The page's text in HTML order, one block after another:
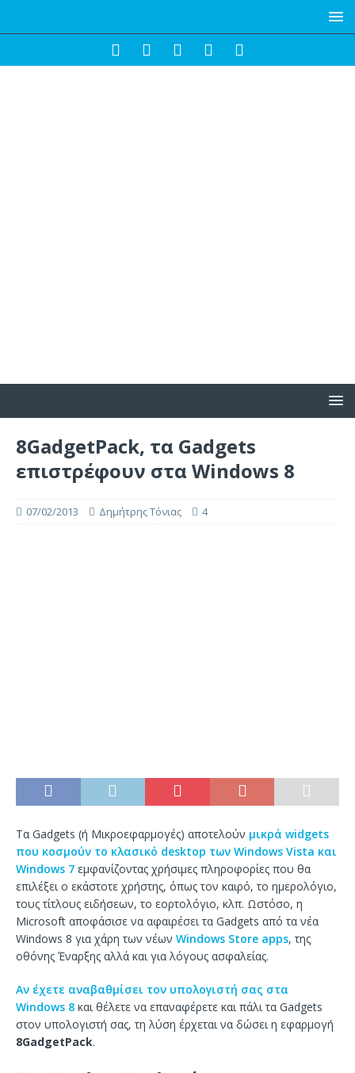
8GadgetPack, τα Gadgets
επιστρέφουν στα Windows 8
07/02/2013 Δημήτρης Τόνιας 4
Τα Gadgets (ή Μικροεφαρμογές) αποτελούν μικρά widgets
που κοσμούν το κλασικό desktop των Windows Vista και
Windows 7 εμφανίζοντας χρήσιμες πληροφορίες που θα
επιλέξει ο εκάστοτε χρήστης, όπως τον καιρό, το ημερολόγιο,
τους τίτλους ειδήσεων, το εορτολόγιο, κλπ. Ωστόσο, η
Microsoft αποφάσισε να αφαιρέσει τα Gadgets από τα νέα
Windows 8 για χάρη των νέων Windows Store apps, της
οθόνης Έναρξης αλλά και για λόγους ασφαλείας.
Αν έχετε αναβαθμίσει τον υπολογιστή σας στα
Windows 8 και θέλετε να επαναφέρετε και πάλι τα Gadgets
στον υπολογιστή σας, τη λύση έρχεται να δώσει η εφαρμογή
8GadgetPack.